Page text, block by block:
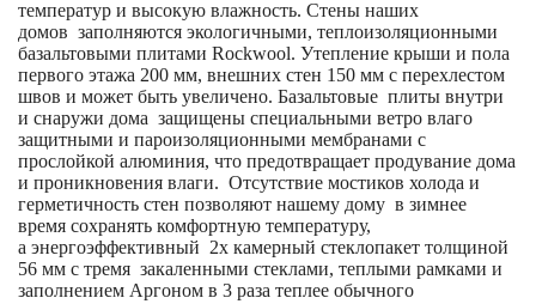
температур и высокую влажность. Стены наших
домов заполняются экологичными, теплоизоляционными
базальтовыми плитами Rockwool. Утепление крыши и пола
первого этажа 200 мм, внешних стен 150 мм с перехлестом
швов и может быть увеличено. Базальтовые плиты внутри
и снаружи дома защищены специальными ветро влаго
защитными и пароизоляционными мембранами с
прослойкой алюминия, что предотвращает продувание дома
и проникновения влаги. Отсутствие мостиков холода и
герметичность стен позволяют нашему дому в зимнее
время сохранять комфортную температуру,
а энергоэффективный 2х камерный стеклопакет толщиной
56 мм с тремя закаленными стеклами, теплыми рамками и
заполнением Аргоном в 3 раза теплее обычного